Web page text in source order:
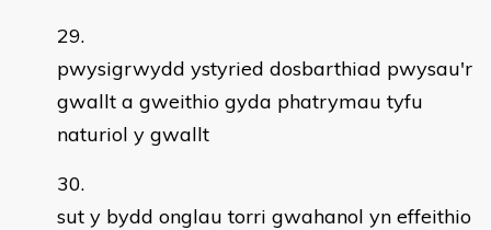
pwysigrwydd ystyried dosbarthiad pwysau'r
gwallt a gweithio gyda phatrymau tyfu
naturiol y gwallt
sut y bydd onglau torri gwahanol yn effeithio